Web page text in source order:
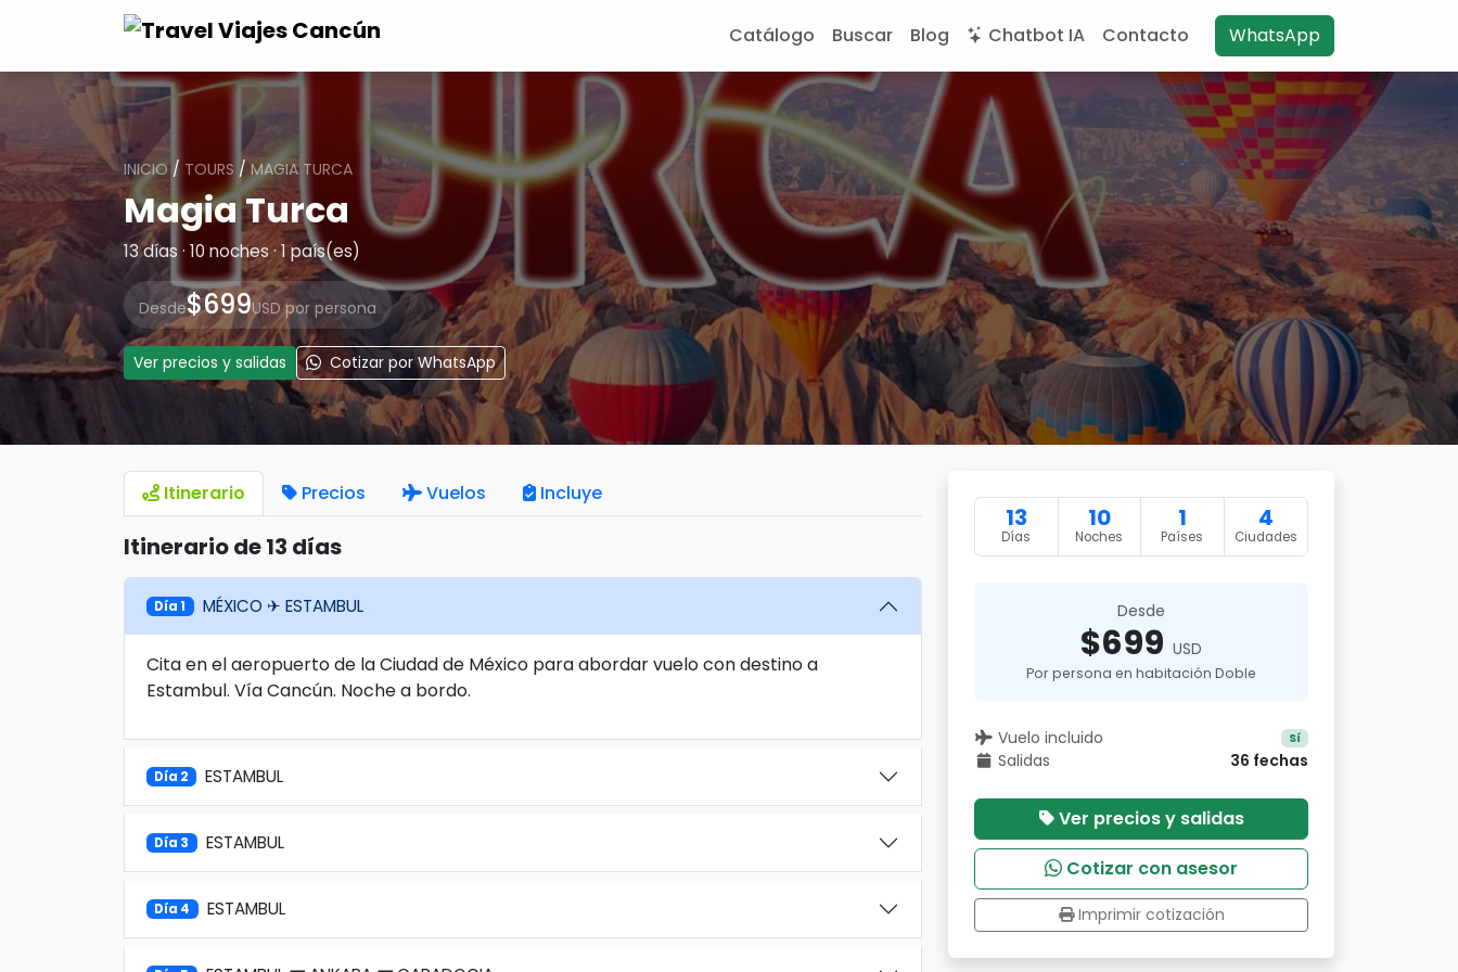
Catálogo Buscar Blog Chatbot IA Contacto WhatsApp
INICIO/ TOURS /MAGIA TURCA
Magia Turca
13 días · 10 noches · 1 país(es)
Desde$699USD por persona
Ver precios y salidas Cotizar por WhatsApp
Itinerario Precios Vuelos Incluye
Itinerario de 13 días
Día 1 MÉXICO ✈ ESTAMBUL
Cita en el aeropuerto de la Ciudad de México para abordar vuelo con destino a
Estambul. Vía Cancún. Noche a bordo.
Día 2 ESTAMBUL
Día 3 ESTAMBUL
Día 4 ESTAMBUL
13
Días
10
Noches
1
Países
4
Ciudades
Desde
$699 USD
Por persona en habitación Doble
Vuelo incluido Sí
Salidas 36 fechas
Ver precios y salidas
Cotizar con asesor
Imprimir cotización